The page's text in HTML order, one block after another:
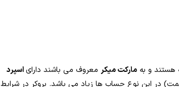
هستند و به مارکت میکر معروف می باشند دارایاسپرد
در این نوع حساب ها زیاد می باشد. بروکر در شرایط